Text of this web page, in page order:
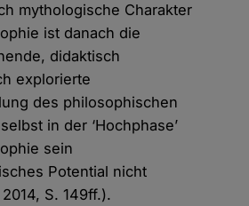
mythologische Charakter
ist danach die
didaktisch
explorierte
des philosophischen
in der ‘Hochphase’
sein
Potential nicht
S. 149ff.).